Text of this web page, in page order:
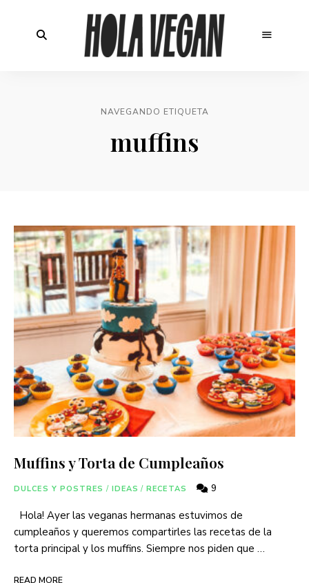
NAVEGANDO ETIQUETA
muffins
Muffins y Torta de Cumpleaños
DULCES Y POSTRES / IDEAS / RECETAS 9
Hola! Ayer las veganas hermanas estuvimos de
cumpleaños y queremos compartirles las recetas de la
torta principal y los muffins. Siempre nos piden que …
READ MORE